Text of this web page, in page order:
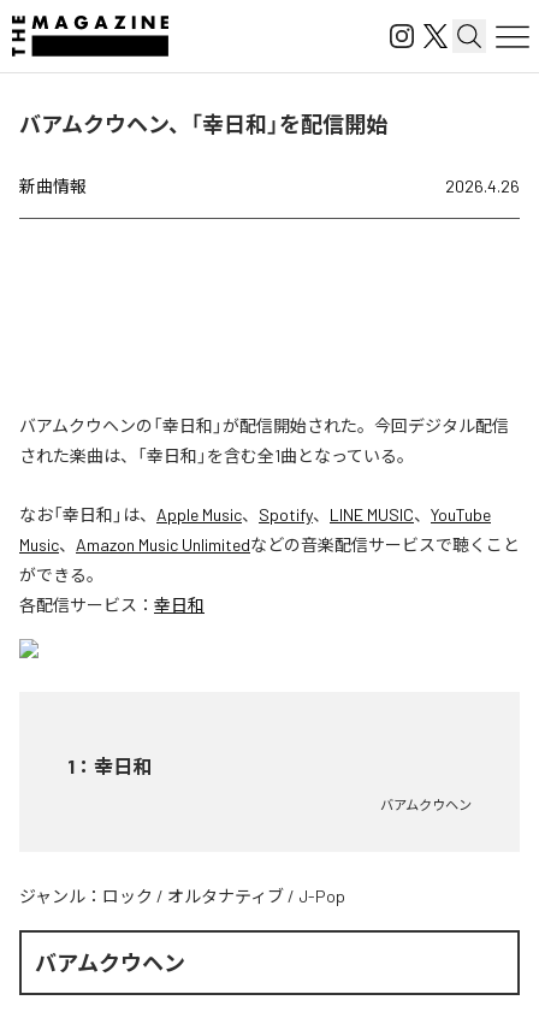
バアムクウヘン、「幸日和」を配信開始
新曲情報 2026.4.26
バアムクウヘンの「幸日和」が配信開始された。今回デジタル配信
された楽曲は、「幸日和」を含む全1曲となっている。
なお「幸日和 」は、 Apple Music、 Spotify、 LINE MUSIC、 YouTube
Music、 Amazon Music Unlimitedなどの音楽配信サービスで聴くこと
ができる。
各配信サービス： 幸日和
1 ： 幸日和
バアムクウヘン
ジャンル： ロック / オルタナティブ / J-Pop
バアムクウヘン